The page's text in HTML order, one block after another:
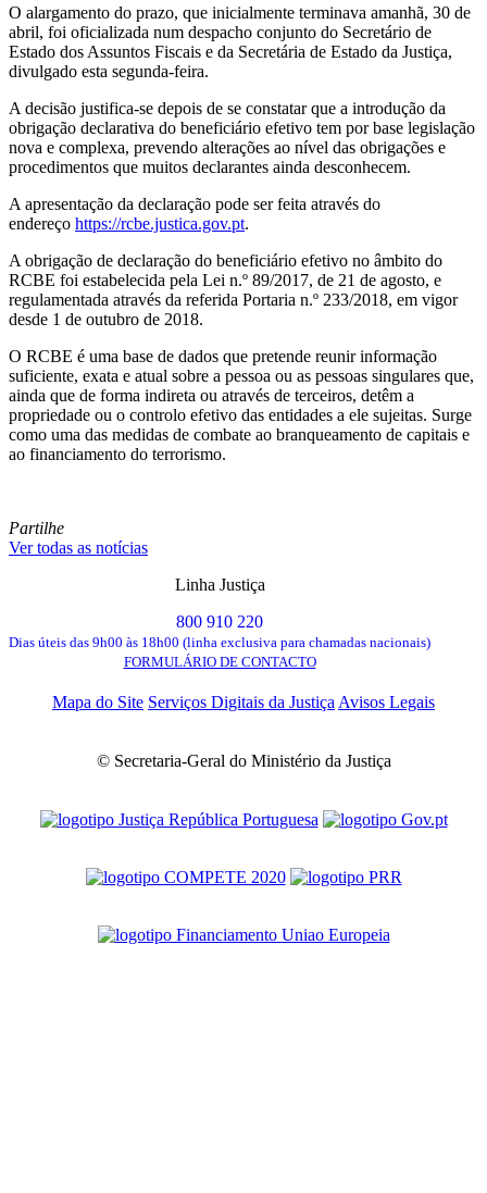
O alargamento do prazo, que inicialmente terminava amanhã, 30 de
abril, foi oficializada num despacho conjunto do Secretário de
Estado dos Assuntos Fiscais e da Secretária de Estado da Justiça,
divulgado esta segunda-feira.
A decisão justifica-se depois de se constatar que a introdução da
obrigação declarativa do beneficiário efetivo tem por base legislação
nova e complexa, prevendo alterações ao nível das obrigações e
procedimentos que muitos declarantes ainda desconhecem.
A apresentação da declaração pode ser feita através do
endereço https://rcbe.justica.gov.pt.
A obrigação de declaração do beneficiário efetivo no âmbito do
RCBE foi estabelecida pela Lei n.º 89/2017, de 21 de agosto, e
regulamentada através da referida Portaria n.º 233/2018, em vigor
desde 1 de outubro de 2018.
O RCBE é uma base de dados que pretende reunir informação
suficiente, exata e atual sobre a pessoa ou as pessoas singulares que,
ainda que de forma indireta ou através de terceiros, detêm a
propriedade ou o controlo efetivo das entidades a ele sujeitas. Surge
como uma das medidas de combate ao branqueamento de capitais e
ao financiamento do terrorismo.
Partilhe
Ver todas as notícias
Linha Justiça
800 910 220
Dias úteis das 9h00 às 18h00 (linha exclusiva para chamadas nacionais)
FORMULÁRIO DE CONTACTO
Mapa do Site Serviços Digitais da Justiça Avisos Legais
© Secretaria-Geral do Ministério da Justiça